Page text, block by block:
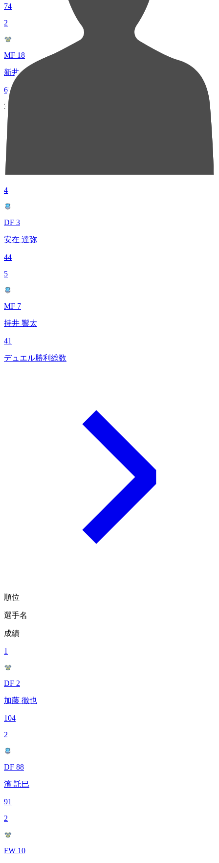
74
2
MF 18
新井 光
60
3
MF 14
徳永 晃太郎
48
4
DF 3
安在 達弥
44
5
MF 7
持井 響太
41
デュエル勝利総数
順位
選手名
成績
1
DF 2
加藤 徹也
104
2
DF 88
濱 託巳
91
2
FW 10